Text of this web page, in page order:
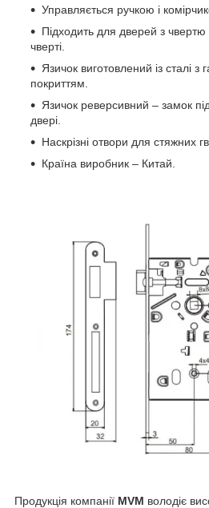
Управляється ручкою і
Підходить для дверей з
чверті.
Язичок виготовлений із сталі з
покриттям.
Язичок реверсивний – замок
двері.
Наскрізні отвори для стяжних
Країна виробник – Китай.
Продукція компанії MVM володіє